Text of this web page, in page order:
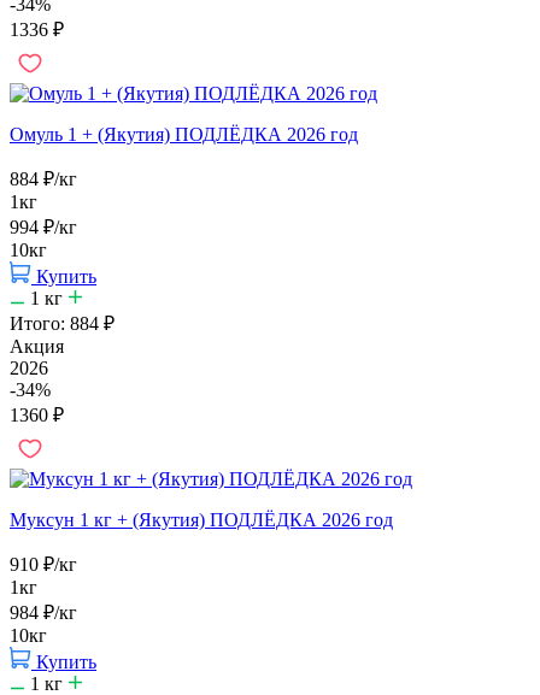
1336 ₽
Омуль 1 + (Якутия) ПОДЛЁДКА 2026 год
884 ₽/кг
1кг
994 ₽/кг
10кг
Купить
1 кг
Итого: 884 ₽
Акция
2026
-34%
1360 ₽
Муксун 1 кг + (Якутия) ПОДЛЁДКА 2026 год
910 ₽/кг
1кг
984 ₽/кг
10кг
Купить
1 кг